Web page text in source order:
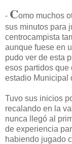
- Como muchos
sus minutos para
centrocampista
aunque fuese en
pudo ver de esta
esos partidos que
estadio Municipal
Tuvo sus inicios
recalando en la
nunca llegó al
de experiencia
habiendo jugado